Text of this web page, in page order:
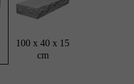
100 x 40 x 15
cm